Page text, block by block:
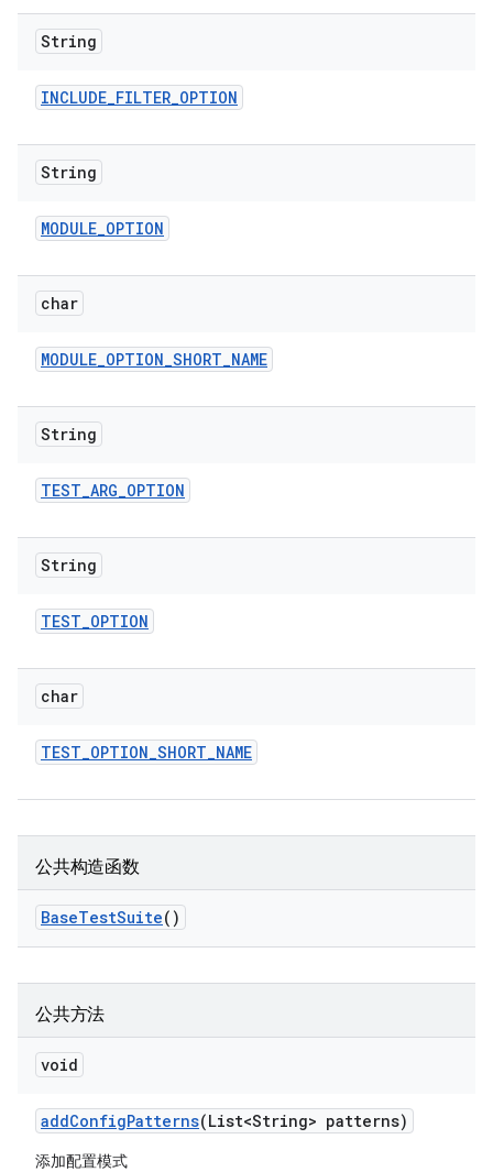
String
INCLUDE_FILTER_OPTION
String
MODULE_OPTION
char
MODULE_OPTION_SHORT_NAME
String
TEST_ARG_OPTION
String
TEST_OPTION
char
TEST_OPTION_SHORT_NAME
公共构造函数
BaseTestSuite()
公共方法
void
addConfigPatterns(List<String> patterns)
添加配置模式